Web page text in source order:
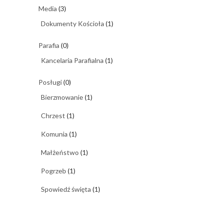
Media (3)
Dokumenty Kościoła (1)
Parafia (0)
Kancelaria Parafialna (1)
Posługi(0)
Bierzmowanie(1)
Chrzest (1)
Komunia (1)
Małżeństwo (1)
Pogrzeb (1)
Spowiedź święta (1)